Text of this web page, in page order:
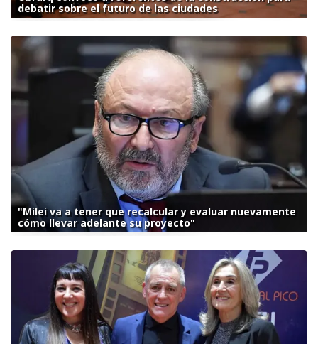
debatir sobre el futuro de las ciudades
"Milei va a tener que recalcular y evaluar nuevamente
cómo llevar adelante su proyecto"